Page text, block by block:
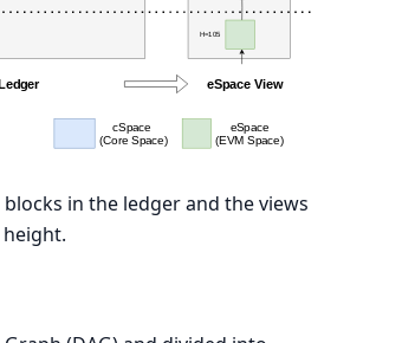
in the ledger and the views